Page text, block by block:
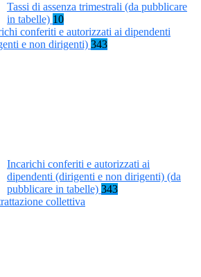
Tassi di assenza trimestrali (da pubblicare
in tabelle) 10
conferiti e autorizzati ai dipendenti
e non dirigenti) 343
Incarichi conferiti e autorizzati ai
dipendenti (dirigenti e non dirigenti) (da
pubblicare in tabelle) 343
collettiva